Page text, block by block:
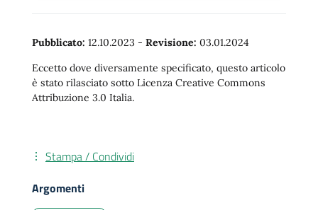
Pubblicato: 12.10.2023 - Revisione: 03.01.2024
Eccetto dove diversamente specificato, questo articolo
è stato rilasciato sotto Licenza Creative Commons
Attribuzione 3.0 Italia.
Stampa / Condividi
Argomenti